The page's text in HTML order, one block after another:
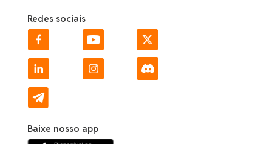
Redes sociais
Baixe nosso app